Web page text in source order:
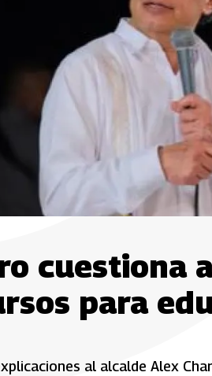
cuestiona
para
al alcalde Alex